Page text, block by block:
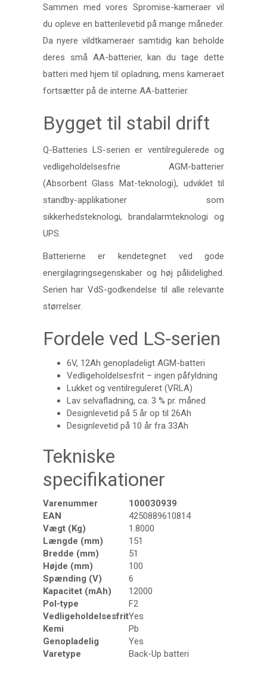
Sammen med vores Spromise-kameraer vil
du opleve en batterilevetid på mange måneder.
Da nyere vildtkameraer samtidig kan beholde
deres små AA-batterier, kan du tage dette
batteri med hjem til opladning, mens kameraet
fortsætter på de interne AA-batterier.
Bygget til stabil drift
Q-Batteries LS-serien er ventilregulerede og
vedligeholdelsesfrie AGM-batterier
(Absorbent Glass Mat-teknologi), udviklet til
standby-applikationer som
sikkerhedsteknologi, brandalarmteknologi og
UPS.
Batterierne er kendetegnet ved gode
energilagringsegenskaber og høj pålidelighed.
Serien har VdS-godkendelse til alle relevante
størrelser.
Fordele ved LS-serien
6V, 12Ah genopladeligt AGM-batteri
Vedligeholdelsesfrit – ingen påfyldning
Lukket og ventilreguleret (VRLA)
Lav selvafladning, ca. 3 % pr. måned
Designlevetid på 5 år op til 26Ah
Designlevetid på 10 år fra 33Ah
Tekniske
specifikationer
Varenummer
100030939
EAN
4250889610814
Vægt (Kg)
1.8000
Længde (mm)
151
Bredde (mm)
51
Højde (mm)
100
Spænding (V)
6
Kapacitet (mAh)
12000
Pol-type
F2
VedligeholdelsesfritYes
Kemi
Pb
Genopladelig
Yes
Varetype
Back-Up batteri